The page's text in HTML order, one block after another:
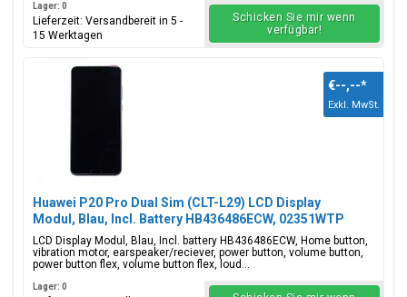
Lager: 0
Lieferzeit: Versandbereit in 5 -
15 Werktagen
Schicken Sie mir wenn
verfügbar!
Huawei P20 Pro Dual Sim (CLT-L29) LCD Display
Modul, Blau, Incl. Battery HB436486ECW, 02351WTP
LCD Display Modul, Blau, Incl. battery HB436486ECW, Home button,
vibration motor, earspeaker/reciever, power button, volume button,
power button flex, volume button flex, loud...
€--,--*
Exkl. MwSt.
Lager: 0